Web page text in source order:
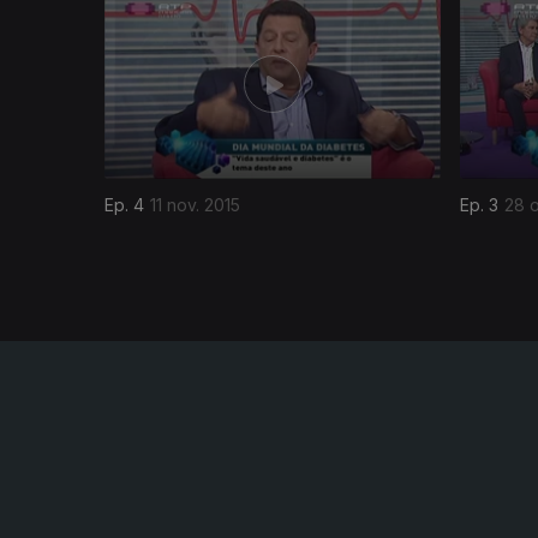
Ep. 4 11 nov. 2015 Ep. 3 28